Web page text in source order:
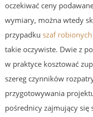
oczekiwać ceny
wymiary, można wtedy
przypadku szaf
takie oczywiste. Dwie z
w praktyce kosztować
szereg czynników
przygotowywania
pośrednicy zajmujący się